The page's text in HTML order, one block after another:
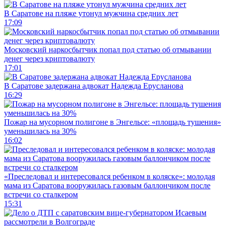
В Саратове на пляже утонул мужчина средних лет
17:09
Московский наркосбытчик попал под статью об отмывании
денег через криптовалюту
17:01
В Саратове задержана адвокат Надежда Ерусланова
16:29
Пожар на мусорном полигоне в Энгельсе: «площадь тушения»
уменьшилась на 30%
16:02
«Преследовал и интересовался ребенком в коляске»: молодая
мама из Саратова вооружилась газовым баллончиком после
встречи со сталкером
15:31